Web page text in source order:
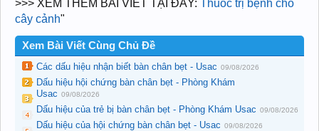
>>> XEM THÊM BÀI VIẾT TẠI ĐÂY: Thuốc trị bệnh cho
cây cảnh"
Xem Bài Viết Cùng Chủ Đề
Các dấu hiệu nhận biết bàn chân bẹt - Usac 09/08/2026
Dấu hiệu hội chứng bàn chân bẹt - Phòng Khám
Usac 09/08/2026
Dấu hiệu của trẻ bị bàn chân bẹt - Phòng Khám Usac 09/08/2026
Dấu hiệu của hội chứng bàn chân bẹt - Usac 09/08/2026